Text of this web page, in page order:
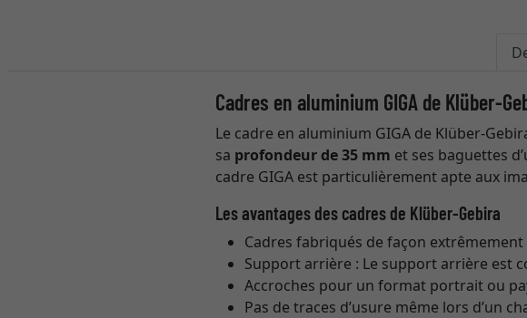
Cadres en aluminium GIGA de Klüber-
Le cadre en aluminium GIGA de Klüber-
sa profondeur de 35 mm et ses baguettes
cadre GIGA est particulièrement apte aux
Les avantages des cadres de Klüber-Gebira
Cadres fabriqués de façon
Support arrière : Le support arrière est
Accroches pour un format portrait ou
Pas de traces d’usure même lors d’un